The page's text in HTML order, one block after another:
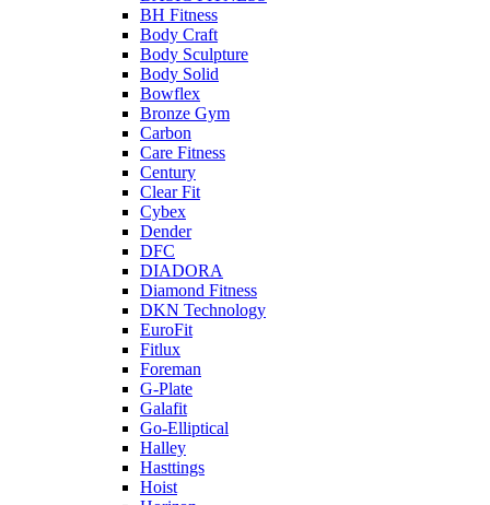
BH Fitness
Body Craft
Body Sculpture
Body Solid
Bowflex
Bronze Gym
Carbon
Care Fitness
Century
Clear Fit
Cybex
Dender
DFC
DIADORA
Diamond Fitness
DKN Technology
EuroFit
Fitlux
Foreman
G-Plate
Galafit
Go-Elliptical
Halley
Hasttings
Hoist